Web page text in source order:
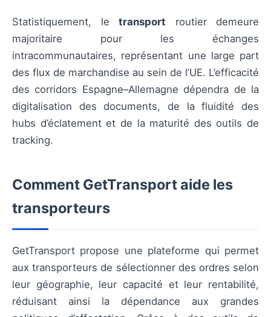
Statistiquement, le transport routier demeure
majoritaire pour les échanges
intracommunautaires, représentant une large part
des flux de marchandise au sein de l’UE. L’efficacité
des corridors Espagne–Allemagne dépendra de la
digitalisation des documents, de la fluidité des
hubs d’éclatement et de la maturité des outils de
tracking.
Comment GetTransport aide les
transporteurs
GetTransport propose une plateforme qui permet
aux transporteurs de sélectionner des ordres selon
leur géographie, leur capacité et leur rentabilité,
réduisant ainsi la dépendance aux grandes